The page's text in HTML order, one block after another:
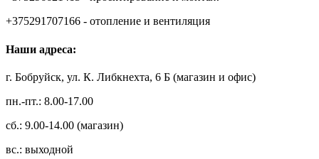
+375291707166 - отопление и вентиляция
Наши адреса:
г. Бобруйск, ул. К. Либкнехта, 6 Б (магазин и офис)
пн.-пт.: 8.00-17.00
сб.: 9.00-14.00 (магазин)
вс.: выходной